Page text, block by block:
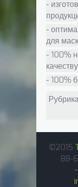
-
-
для
- 100%
- 100%
©2015
88-